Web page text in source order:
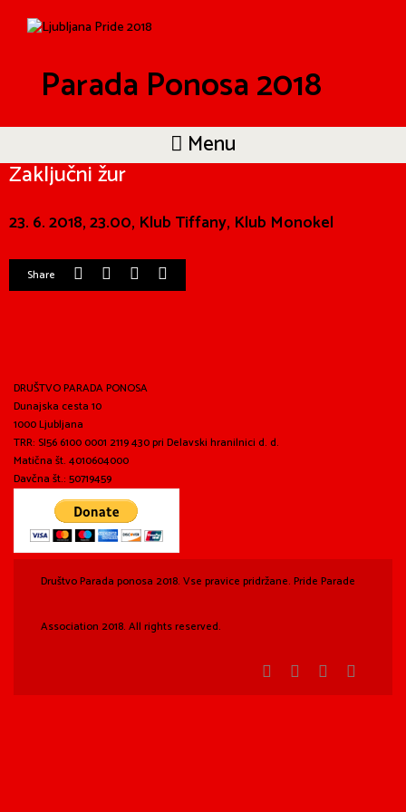
Parada Ponosa 2018
Menu
Zaključni žur
23. 6. 2018, 23.00, Klub Tiffany, Klub Monokel
Share
DRUŠTVO PARADA PONOSA
Dunajska cesta 10
1000 Ljubljana
TRR: SI56 6100 0001 2119 430 pri Delavski hranilnici d. d.
Matična št. 4010604000
Davčna št.: 50719459
Društvo Parada ponosa 2018. Vse pravice pridržane. Pride Parade
Association 2018. All rights reserved.